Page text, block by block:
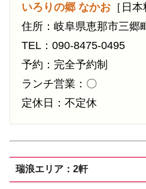
いろりの郷 なかお ［日
住所：岐阜県恵那市三郷
TEL：090-8475-0495
予約：完全予約制
ランチ営業：〇
定休日：不定休
瑞浪エリア：2軒